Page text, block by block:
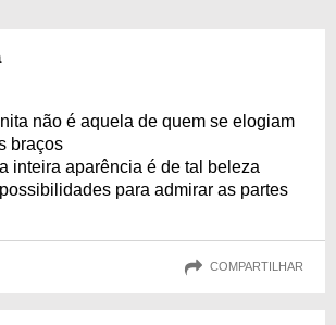
não é aquela de quem se elogiam
braços
inteira aparência é de tal beleza
para admirar as partes
COMPARTILHAR